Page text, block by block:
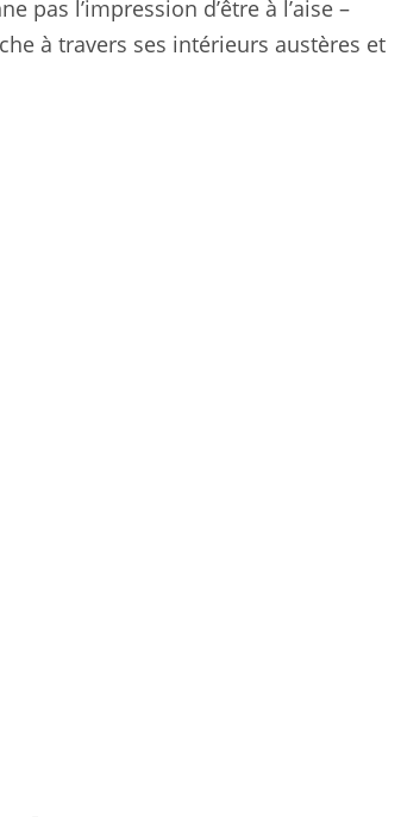
pas l’impression d’être à l’aise –
à travers ses intérieurs austères et